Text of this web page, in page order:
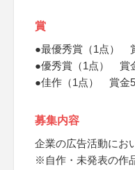
賞
●最優秀賞（1点）
●優秀賞（1点） 賞
●佳作（1点） 賞金
募集内容
企業の広告活動にお
※自作・未発表の作